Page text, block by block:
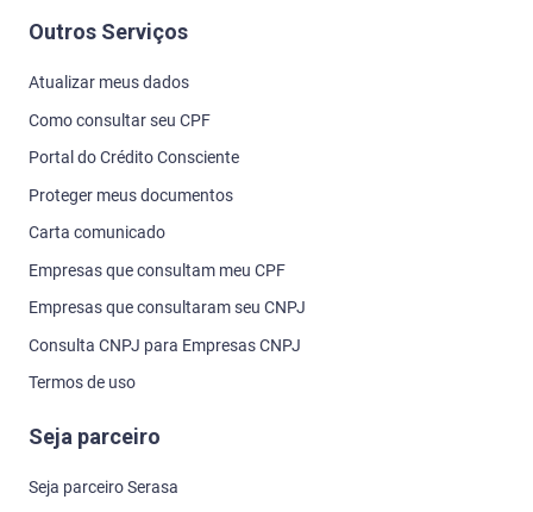
Outros Serviços
Atualizar meus dados
Como consultar seu CPF
Portal do Crédito Consciente
Proteger meus documentos
Carta comunicado
Empresas que consultam meu CPF
Empresas que consultaram seu CNPJ
Consulta CNPJ para Empresas CNPJ
Termos de uso
Seja parceiro
Seja parceiro Serasa